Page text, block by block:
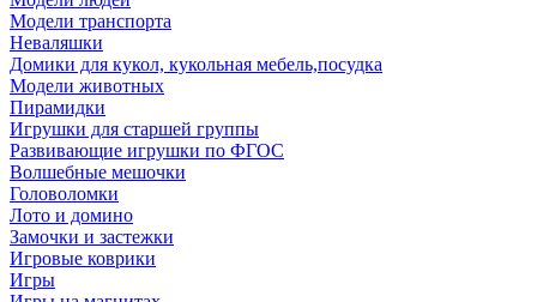
Модели транспорта
Неваляшки
Домики для кукол, кукольная мебель,посудка
Модели животных
Пирамидки
Игрушки для старшей группы
Развивающие игрушки по ФГОС
Волшебные мешочки
Головоломки
Лото и домино
Замочки и застежки
Игровые коврики
Игры